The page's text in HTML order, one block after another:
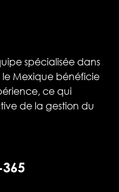
spécialisée dans
le Mexique bénéficie
ce qui
de la gestion du